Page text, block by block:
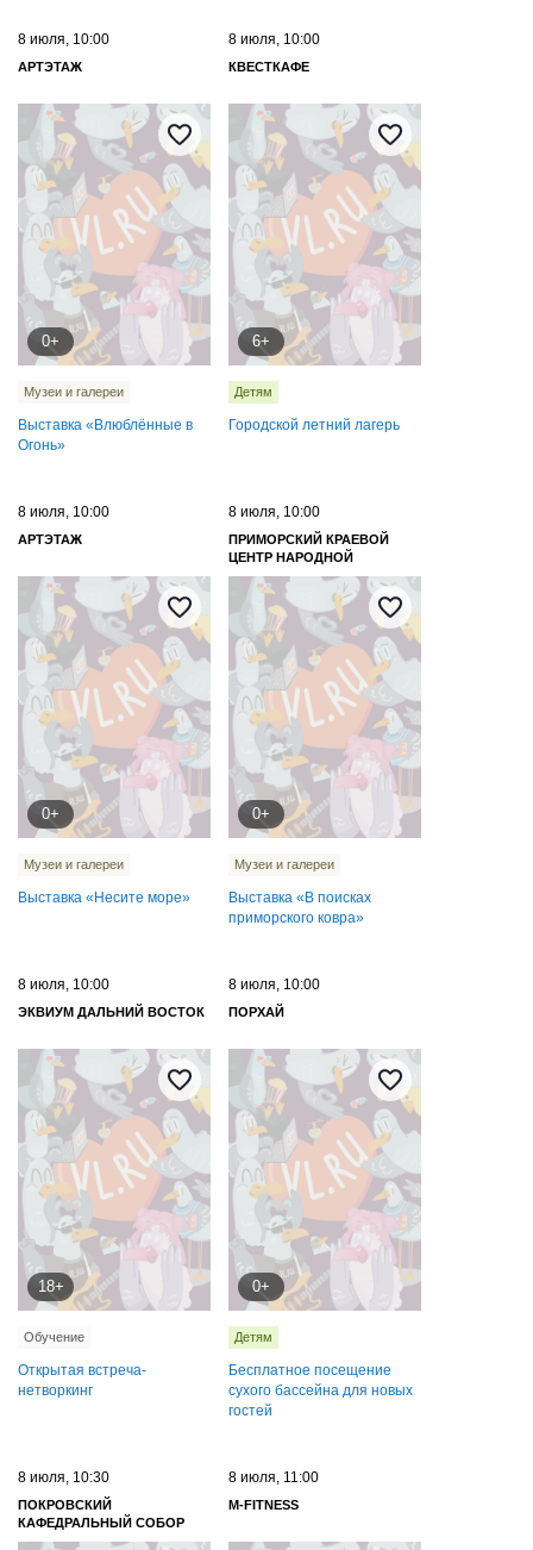
8 июля, 10:00
АРТЭТАЖ
0+
Музеи и галереи
Выставка «Влюблённые в
Огонь»
8 июля, 10:00
КВЕСТКАФЕ
6+
Детям
Городской летний лагерь
8 июля, 10:00
АРТЭТАЖ
0+
Музеи и галереи
Выставка «Несите море»
8 июля, 10:00
ПРИМОРСКИЙ КРАЕВОЙ
ЦЕНТР НАРОДНОЙ
КУЛЬТУРЫ
0+
Музеи и галереи
Выставка «В поисках
приморского ковра»
8 июля, 10:00
ЭКВИУМ ДАЛЬНИЙ ВОСТОК
18+
Обучение
Открытая встреча-
нетворкинг
8 июля, 10:00
ПОРХАЙ
0+
Детям
Бесплатное посещение
сухого бассейна для новых
гостей
8 июля, 10:30
ПОКРОВСКИЙ
КАФЕДРАЛЬНЫЙ СОБОР
8 июля, 11:00
M-FITNESS